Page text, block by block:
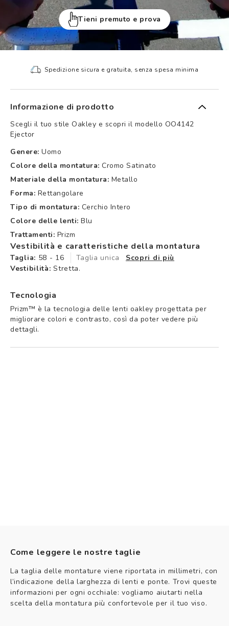
Tieni premuto e prova
Spedizione sicura e gratuita, senza spesa minima
Informazione di prodotto
Scegli il tuo stile Oakley e scopri il modello OO4142
Ejector
Genere: Uomo
Colore della montatura: Cromo Satinato
Materiale della montatura: Metallo
Forma: Rettangolare
Tipo di montatura: Cerchio Intero
Colore delle lenti: Blu
Trattamenti: Prizm
Vestibilità e caratteristiche della montatura
Taglia: 58 - 16 Taglia unica
Scopri di più
Vestibilità: Stretta.
Tecnologia
Prizm™ è la tecnologia delle lenti oakley progettata per
migliorare colori e contrasto, così da poter vedere più
dettagli.
Come leggere le nostre taglie
La taglia delle montature viene riportata in millimetri, con
l’indicazione della larghezza di lenti e ponte. Trovi queste
informazioni per ogni occhiale: vogliamo aiutarti nella
scelta della montatura più confortevole per il tuo viso.